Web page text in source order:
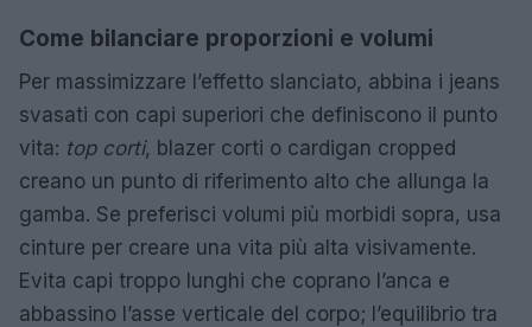
Come bilanciare proporzioni e volumi
Per massimizzare l’effetto slanciato, abbina i jeans
svasati con capi superiori che definiscono il punto
vita: top corti, blazer corti o cardigan cropped
creano un punto di riferimento alto che allunga la
gamba. Se preferisci volumi più morbidi sopra, usa
cinture per creare una vita più alta visivamente.
Evita capi troppo lunghi che coprano l’anca e
abbassino l’asse verticale del corpo; l’equilibrio tra